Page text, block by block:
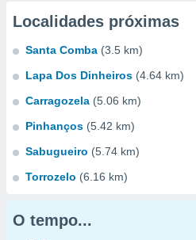
Localidades próximas
Santa Comba (3.5 km)
Lapa Dos Dinheiros (4.64 km)
Carragozela (5.06 km)
Pinhanços (5.42 km)
Sabugueiro (5.74 km)
Torrozelo (6.16 km)
O tempo...